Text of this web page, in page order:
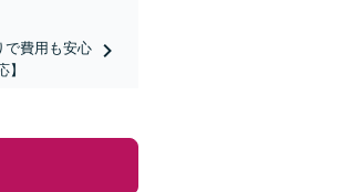
で費用も安心